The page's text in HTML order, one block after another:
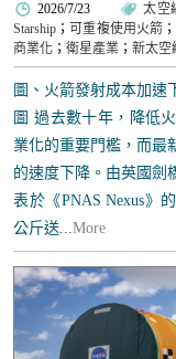
2026/7/23 太空
Starship ； 可重複使用火箭；
商業化 ；衛星產業 ；新太空
圖、火箭發射成本加速
圖 過去數十年，降低
業化的重要門檻，而最
的速度下降。由英國劍
表於《PNAS Nexus》
公斤送...More